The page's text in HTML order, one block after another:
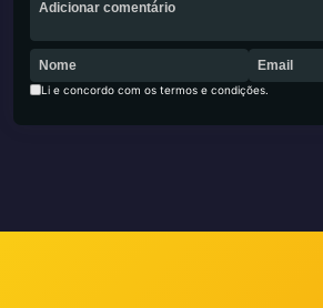
Li e concordo com os termos e condições.